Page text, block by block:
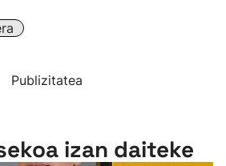
Publizitatea
izan daiteke